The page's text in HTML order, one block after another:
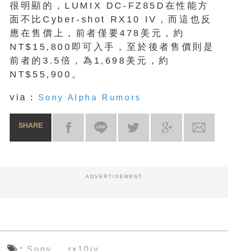
很明顯的，LUMIX DC-FZ85D在性能方
面不比Cyber​​-shot RX10 IV，而這也反
應在售價上，前者僅要478美元，約
NT$15,800即可入手，至於後者售價則是
前者的3.5倍，為1,698美元，約
NT$55,900。
via： Sony Alpha Rumors
SHARE
ADVERTISEMENT
Sony rx10iv